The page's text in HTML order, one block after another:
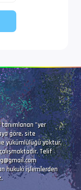
(Forced)
tanımlanan "yer
göre, site
yükümlülüğü yoktur.
Telif
hukuki işlemlerden